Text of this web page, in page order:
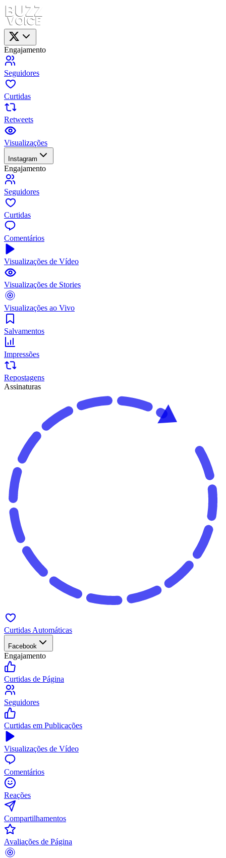
Engajamento
Seguidores
Curtidas
Retweets
Visualizações
Instagram
Engajamento
Seguidores
Curtidas
Comentários
Visualizações de Vídeo
Visualizações de Stories
Visualizações ao Vivo
Salvamentos
Impressões
Repostagens
Assinaturas
Curtidas Automáticas
Facebook
Engajamento
Curtidas de Página
Seguidores
Curtidas em Publicações
Visualizações de Vídeo
Comentários
Reações
Compartilhamentos
Avaliações de Página